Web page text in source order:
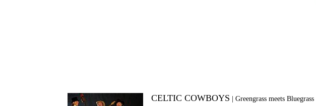
CELTIC COWBOYS |Greengrass meets Bluegrass